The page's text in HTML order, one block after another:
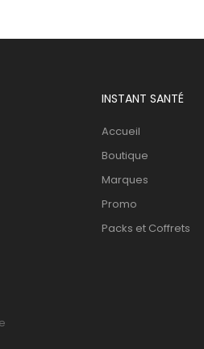
INSTANT SANTÉ
Accueil
Boutique
Marques
Promo
Packs et Coffrets